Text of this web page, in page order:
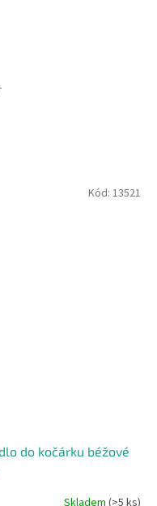
do kočárku béžové
Skladem (>5 ks)
Kód: 13521